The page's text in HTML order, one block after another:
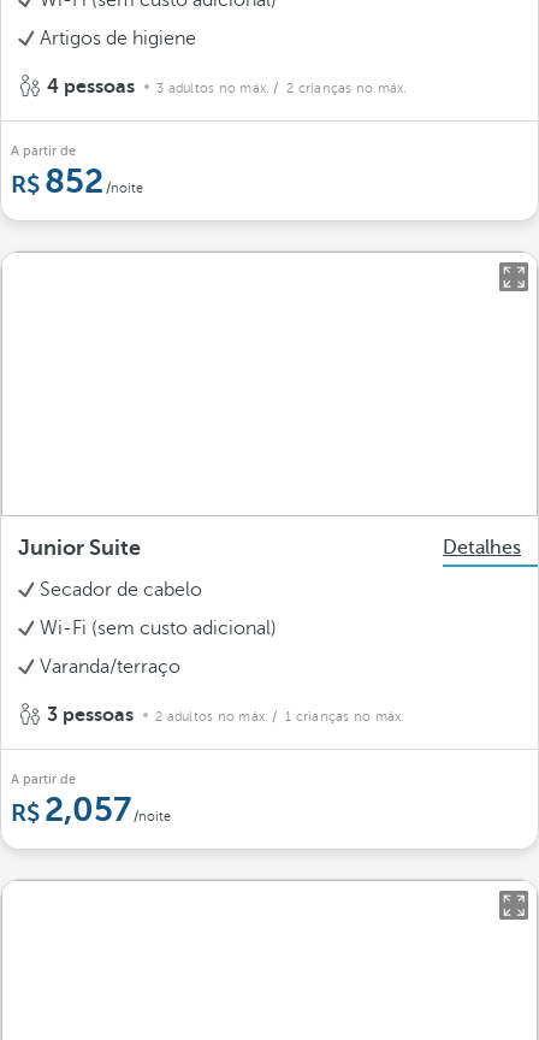
Artigos de higiene
4 pessoas 3 adultos no máx. / 2 crianças no máx.
A partir de
852 /noite
Junior Suite
Detalhes
Secador de cabelo
Wi-Fi (sem custo adicional)
Varanda/terraço
3 pessoas 2 adultos no máx. / 1 crianças no máx.
A partir de
2,057/noite